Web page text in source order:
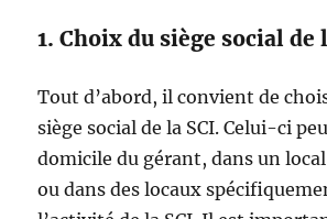
1. Choix du siège social de
Tout d’abord, il convient de
siège social de la SCI. Celui-ci
domicile du gérant, dans un
ou dans des locaux